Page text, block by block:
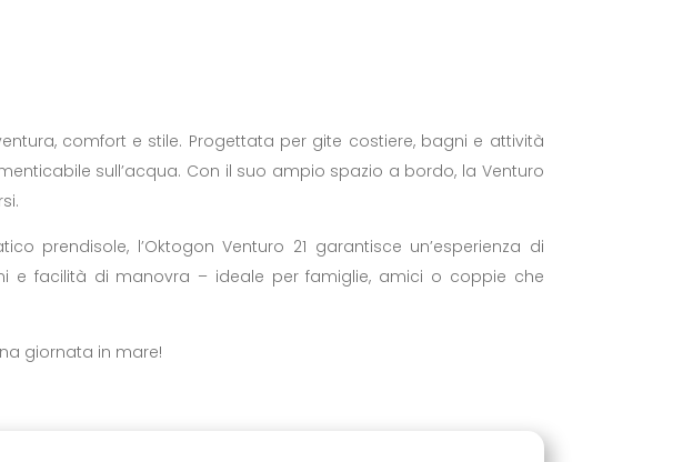
comfort e stile. Progettata per gite costiere, bagni e attività
sull’acqua. Con il suo ampio spazio a bordo, la Venturo
prendisole, l’Oktogon Venturo 21 garantisce un’esperienza di
e facilità di manovra – ideale per famiglie, amici o coppie che
giornata in mare!